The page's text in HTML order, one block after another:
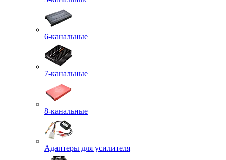
6-канальные
7-канальные
8-канальные
Адаптеры для усилителя